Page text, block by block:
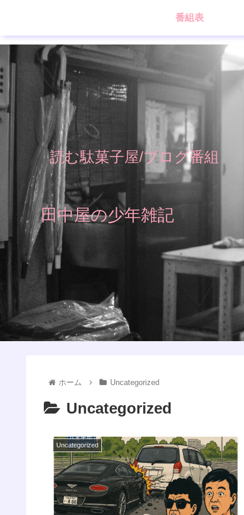
読む駄菓子屋/ブログ番組
田中屋の少年雑記
番組表
ホーム Uncategorized
Uncategorized
Uncategorized